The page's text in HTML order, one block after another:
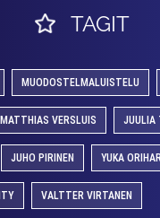
TAGIT
MUODOSTELMALUISTELU
MATTHIAS VERSLUIS JUULIA
JUHO PIRINEN YUKA
VALTTER VIRTANEN